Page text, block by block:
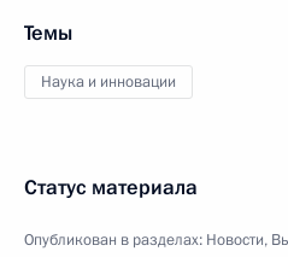
Темы
Наука и инновации
Статус материала
Опубликован в разделах: Новости,